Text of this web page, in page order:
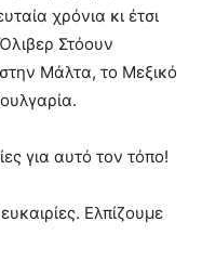
χρόνια κι έτσι
Στόουν
Μάλτα, το Μεξικό
για αυτό τον τόπο!
Ελπίζουμε